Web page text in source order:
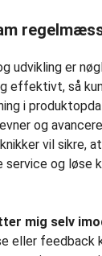
udvikling er
effektivt, så
i
og
vil sikre,
service og løse
mig selv
eller feedback